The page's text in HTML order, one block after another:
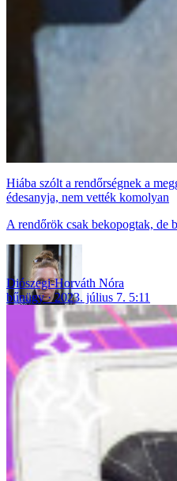
Hiába szólt a rendőrségnek a
édesanyja, nem vették komolyan
A rendőrök csak bekopogtak, de
Diószegi-Horváth Nóra
bűnügy
2023. július 7. 5:11